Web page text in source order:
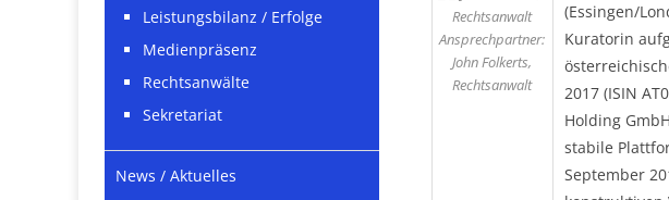
Ansprechpartner:
John Folkerts,
Rechtsanwalt
(Essingen/
Kuratorin
2017 (ISIN
Holding
stabile
September
Leistungsbilanz / Erfolge
Medienpräsenz
Rechtsanwälte
Sekretariat
News / Aktuelles